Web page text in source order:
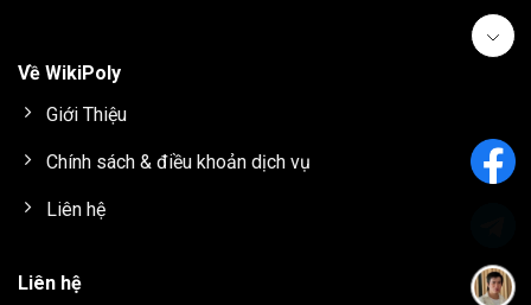
Về WikiPoly
Giới Thiệu
Chính sách & điều khoản dịch vụ
Liên hệ
Liên hệ